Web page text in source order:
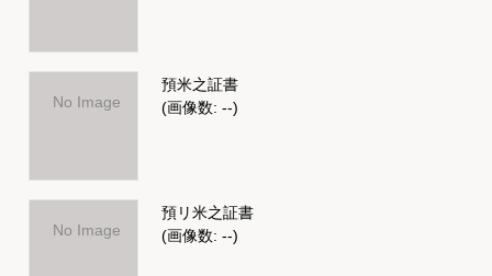
No Image
預米之証書
(画像数: --)
No Image
預リ米之証書
(画像数: --)